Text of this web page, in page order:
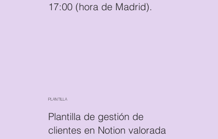
17:00 (hora de Madrid).
PLANTILLA
Plantilla de gestión de
clientes en Notion valorada